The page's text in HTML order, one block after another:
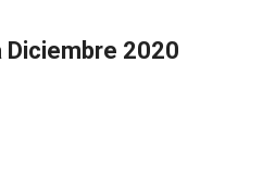
Diciembre 2020